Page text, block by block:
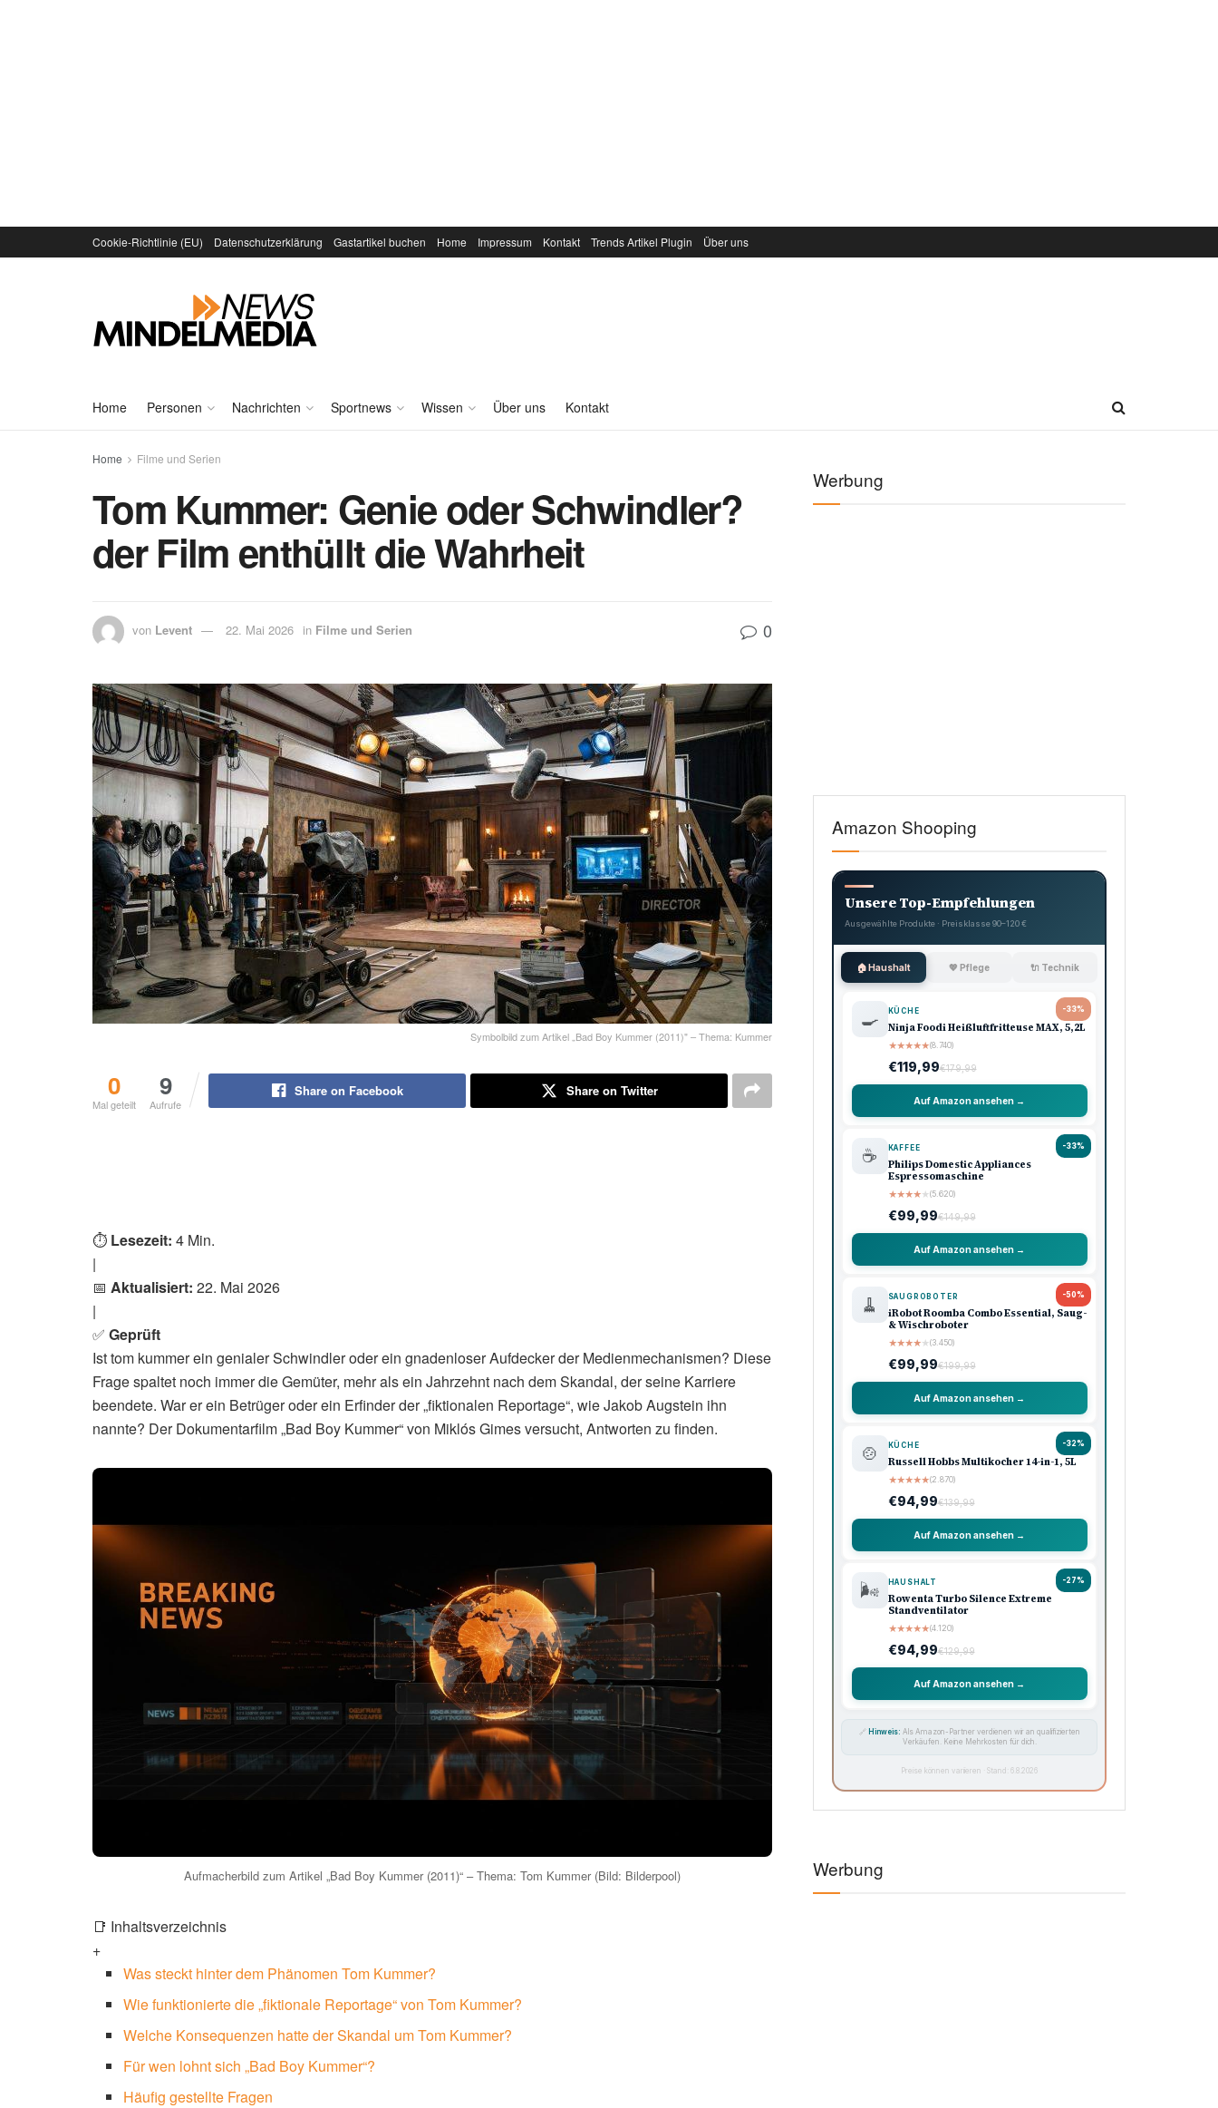
Cookie-Richtlinie (EU) Datenschutzerklärung Gastartikel buchen Home Impressum Kontakt Trends Artikel Plugin Über uns
Home Personen Nachrichten Sportnews Wissen Über uns Kontakt
Home Filme und Serien
Tom Kummer: Genie oder Schwindler?
der Film enthüllt die Wahrheit
von Levent 22. Mai 2026 in Filme und Serien 0
Symbolbild zum Artikel „Bad Boy Kummer (2011)" – Thema: Kummer
0
Mal geteilt
9
Aufrufe
Share on Facebook Share on Twitter
⏱️ Lesezeit: 4 Min.
|
📅 Aktualisiert: 22. Mai 2026
|
✅ Geprüft
Ist tom kummer ein genialer Schwindler oder ein gnadenloser Aufdecker der Medienmechanismen? Diese
Frage spaltet noch immer die Gemüter, mehr als ein Jahrzehnt nach dem Skandal, der seine Karriere
beendete. War er ein Betrüger oder ein Erfinder der „fiktionalen Reportage“, wie Jakob Augstein ihn
nannte? Der Dokumentarfilm „Bad Boy Kummer“ von Miklós Gimes versucht, Antworten zu finden.
Aufmacherbild zum Artikel „Bad Boy Kummer (2011)“ – Thema: Tom Kummer (Bild: Bilderpool)
📑 Inhaltsverzeichnis
+
Was steckt hinter dem Phänomen Tom Kummer?
Wie funktionierte die „fiktionale Reportage“ von Tom Kummer?
Welche Konsequenzen hatte der Skandal um Tom Kummer?
Für wen lohnt sich „Bad Boy Kummer“?
Häufig gestellte Fragen
Werbung
Amazon Shooping
Unsere Top-Empfehlungen
Ausgewählte Produkte · Preisklasse 90–120 €
🏠 Haushalt 💖 Pflege 🔌 Technik
-33%
🍳 KÜCHE
Ninja Foodi Heißluftfritteuse MAX, 5,2L
★★★★★(8.740)
€119,99€179,99
Auf Amazon ansehen →
-33%
☕ KAFFEE
Philips Domestic Appliances
Espressomaschine
★★★★★(5.620)
€99,99€149,99
Auf Amazon ansehen →
-50%
🧹 SAUGROBOTER
iRobot Roomba Combo Essential, Saug-
& Wischroboter
★★★★★(3.450)
€99,99€199,99
Auf Amazon ansehen →
-32%
🍲 KÜCHE
Russell Hobbs Multikocher 14-in-1, 5L
★★★★★(2.870)
€94,99€139,99
Auf Amazon ansehen →
-27%
🌬️ HAUSHALT
Rowenta Turbo Silence Extreme
Standventilator
★★★★★(4.120)
€94,99€129,99
Auf Amazon ansehen →
🔗 Hinweis: Als Amazon-Partner verdienen wir an qualifizierten
Verkäufen. Keine Mehrkosten für dich.
Preise können variieren · Stand: 6.8.2026
Werbung